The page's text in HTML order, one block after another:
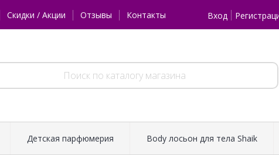
Скидки / Акции Отзывы Контакты Вход
Детская парфюмерия Body лосьон для тела Shaik